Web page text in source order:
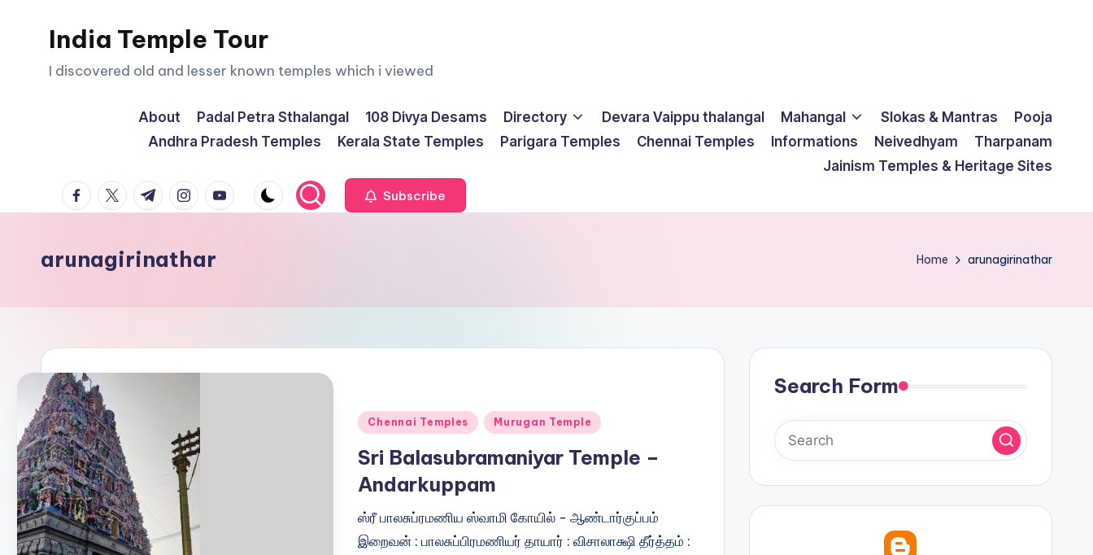
India Temple Tour
I discovered old and lesser known temples which i viewed
About Padal Petra Sthalangal 108 Divya Desams Directory Devara Vaippu thalangal Mahangal Slokas & Mantras
Pooja
Andhra Pradesh Temples
Kerala State Temples Parigara Temples Chennai Temples Informations Neivedhyam
Tharpanam
Jainism Temples & Heritage Sites
facebook.com
twitter.com
t.me instagram.com
youtube.com Subscribe
arunagirinathar Home arunagirinathar
Posted
Chennai Temples Murugan Temple
Sri Balasubramaniyar Temple –
Andarkuppam
ஸ்ரீ பாலசுப்ரமணிய ஸ்வாமி கோயில் - ஆண்டார்குப்பம்
இறைவன் : பாலசுப்பிரமணியர் தாயார் : விசாலாக்ஷி தீர்த்தம் :
Search Form